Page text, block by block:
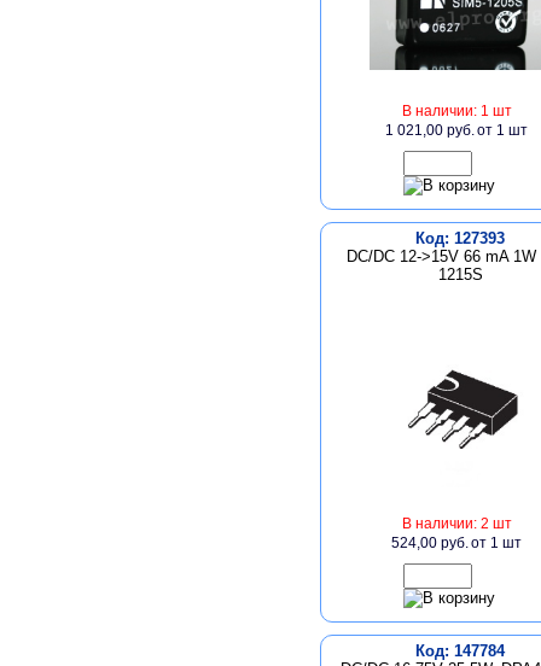
В наличии: 1 шт
1 021,00 руб.от 1 шт
Код: 127393
DC/DC 12->15V 66 mA 1W
1215S
В наличии: 2 шт
524,00 руб.от 1 шт
Код: 147784